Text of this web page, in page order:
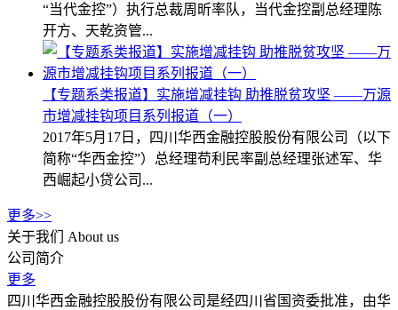
“当代金控”）执行总裁周昕率队，当代金控副总经理陈
开方、天乾资管...
【专题系类报道】实施增减挂钩 助推脱贫攻坚 ——万源
市增减挂钩项目系列报道（一）
2017年5月17日，四川华西金融控股股份有限公司（以下
简称“华西金控”）总经理苟利民率副总经理张述军、华
西崛起小贷公司...
更多>>
关于我们
About us
公司简介
更多
四川华西金融控股股份有限公司是经四川省国资委批准，由华